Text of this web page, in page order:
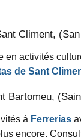
Climent,
en activités
de Sant
Bartomeu,
à Ferrerías
encore.